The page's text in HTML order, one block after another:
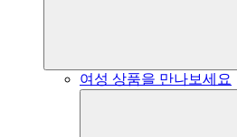
여성 상품을 만나보세요